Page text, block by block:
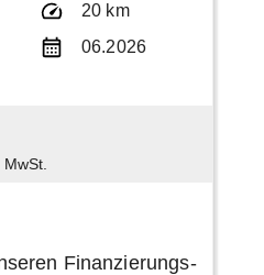
20 km
06.2026
Finanzierungs-